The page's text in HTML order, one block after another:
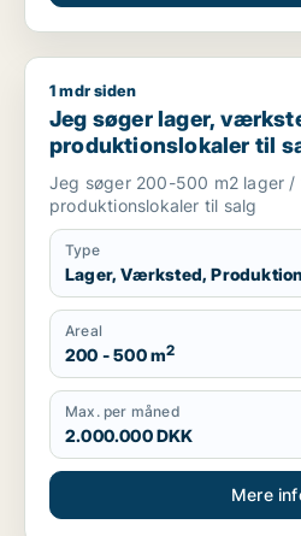
Jeg søger lager, værksted
1 mdr siden
Jeg søger lager,
produktionslokaler til
Ørnhøj eller Tim m.fl.
Jeg søger 200-500 m2 lager
produktionslokaler til salg
Type
Lager, Værksted,
Areal
200 - 500 m2
Max. per måned
2.000.000 DKK
Mere